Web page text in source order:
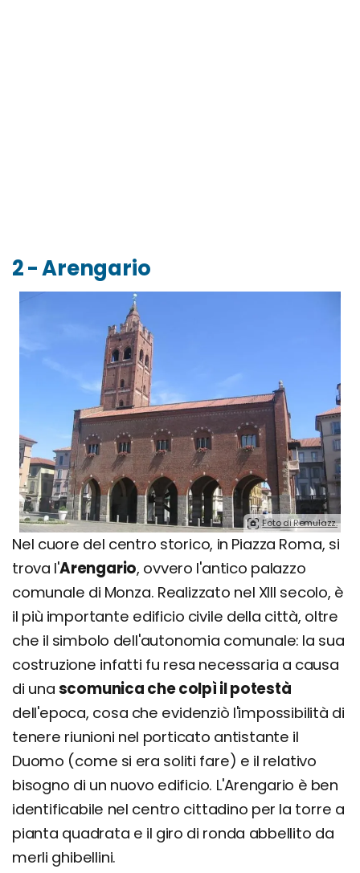
2 - Arengario
Foto di Remulazz.
Nel cuore del centro storico, in Piazza Roma, si
trova l'Arengario, ovvero l'antico palazzo
comunale di Monza. Realizzato nel XIII secolo, è
il più importante edificio civile della città, oltre
che il simbolo dell'autonomia comunale: la sua
costruzione infatti fu resa necessaria a causa
di una scomunica che colpì il potestà
dell'epoca, cosa che evidenziò l'impossibilità di
tenere riunioni nel porticato antistante il
Duomo (come si era soliti fare) e il relativo
bisogno di un nuovo edificio. L'Arengario è ben
identificabile nel centro cittadino per la torre a
pianta quadrata e il giro di ronda abbellito da
merli ghibellini.